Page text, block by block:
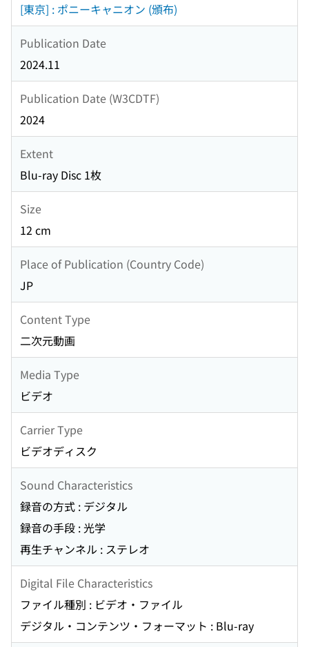
[東京] : ポニーキャニオン (頒布)
Publication Date
2024.11
Publication Date (W3CDTF)
2024
Extent
Blu-ray Disc 1枚
Size
12 cm
Place of Publication (Country Code)
JP
Content Type
二次元動画
Media Type
ビデオ
Carrier Type
ビデオディスク
Sound Characteristics
録音の方式 : デジタル
録音の手段 : 光学
再生チャンネル : ステレオ
Digital File Characteristics
ファイル種別 : ビデオ・ファイル
デジタル・コンテンツ・フォーマット : Blu-ray